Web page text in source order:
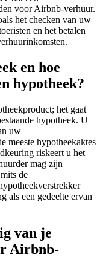
voor Airbnb-verhuur.
het checken van uw
en het betalen
en hoe
hypotheek?
het gaat
hypotheek. U
uw
meeste hypotheekaktes
riskeert u het
mag zijn
de
als een gedeelte ervan
van je
Airbnb-